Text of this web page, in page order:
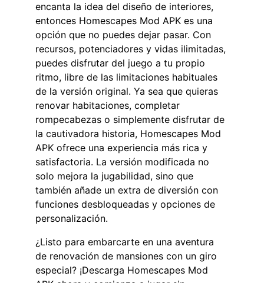
encanta la idea del diseño de interiores,
entonces Homescapes Mod APK es una
opción que no puedes dejar pasar. Con
recursos, potenciadores y vidas ilimitadas,
puedes disfrutar del juego a tu propio
ritmo, libre de las limitaciones habituales
de la versión original. Ya sea que quieras
renovar habitaciones, completar
rompecabezas o simplemente disfrutar de
la cautivadora historia, Homescapes Mod
APK ofrece una experiencia más rica y
satisfactoria. La versión modificada no
solo mejora la jugabilidad, sino que
también añade un extra de diversión con
funciones desbloqueadas y opciones de
personalización.
¿Listo para embarcarte en una aventura
de renovación de mansiones con un giro
especial? ¡Descarga Homescapes Mod